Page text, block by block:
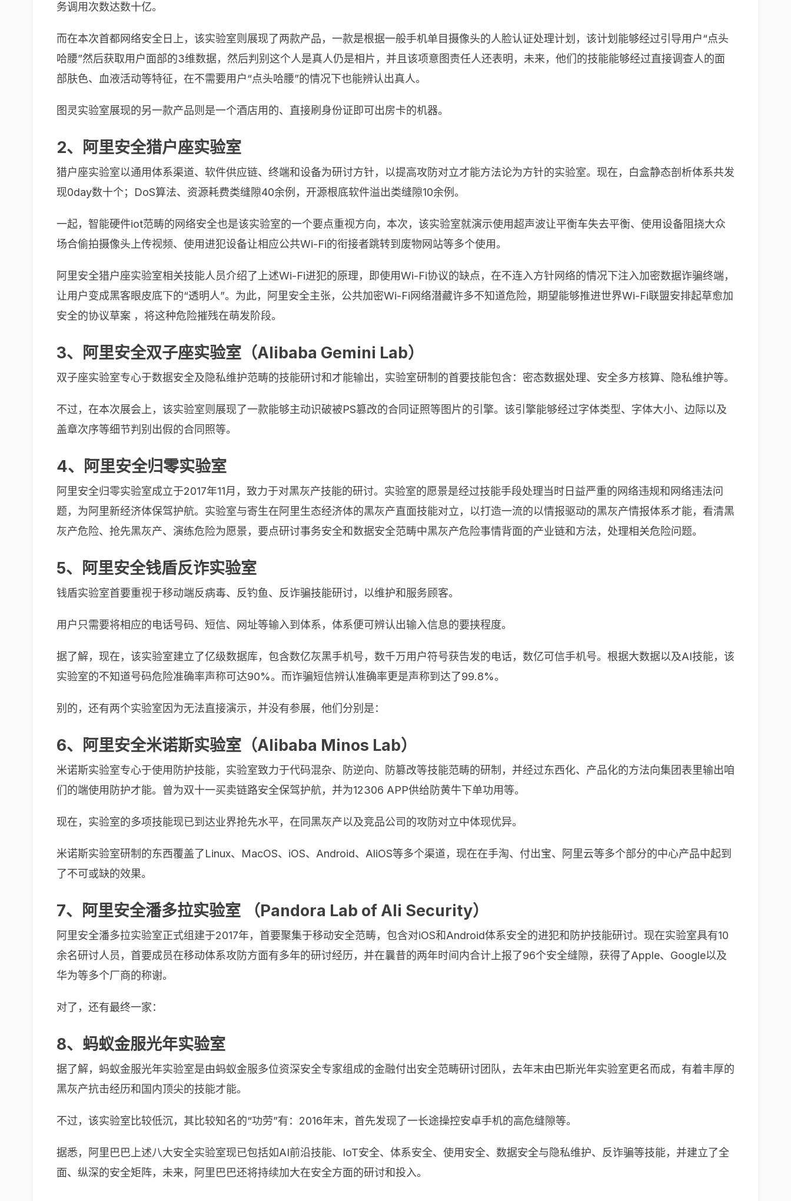
务调用次数达数十亿。
而在本次首都网络安全日上，该实验室则展现了两款产品，一款是根据一般手机单目摄像头的人脸认证处理计划，该计划能够经过引导用户“点头
哈腰”然后获取用户面部的3维数据，然后判别这个人是真人仍是相片，并且该项意图责任人还表明，未来，他们的技能能够经过直接调查人的面
部肤色、血液活动等特征，在不需要用户“点头哈腰”的情况下也能辨认出真人。
图灵实验室展现的另一款产品则是一个酒店用的、直接刷身份证即可出房卡的机器。
2、阿里安全猎户座实验室
猎户座实验室以通用体系渠道、软件供应链、终端和设备为研讨方针，以提高攻防对立才能方法论为方针的实验室。现在，白盒静态剖析体系共发
现0day数十个；DoS算法、资源耗费类缝隙40余例，开源根底软件溢出类缝隙10余例。
一起，智能硬件iot范畴的网络安全也是该实验室的一个要点重视方向，本次，该实验室就演示使用超声波让平衡车失去平衡、使用设备阻挠大众
场合偷拍摄像头上传视频、使用进犯设备让相应公共Wi-Fi的衔接者跳转到废物网站等多个使用。
阿里安全猎户座实验室相关技能人员介绍了上述Wi-Fi进犯的原理，即使用Wi-Fi协议的缺点，在不连入方针网络的情况下注入加密数据诈骗终端，
让用户变成黑客眼皮底下的“透明人”。为此，阿里安全主张，公共加密Wi-Fi网络潜藏许多不知道危险，期望能够推进世界Wi-Fi联盟安排起草愈加
安全的协议草案 ，将这种危险摧残在萌发阶段。
3、阿里安全双子座实验室（Alibaba Gemini Lab）
双子座实验室专心于数据安全及隐私维护范畴的技能研讨和才能输出，实验室研制的首要技能包含：密态数据处理、安全多方核算、隐私维护等。
不过，在本次展会上，该实验室则展现了一款能够主动识破被PS篡改的合同证照等图片的引擎。该引擎能够经过字体类型、字体大小、边际以及
盖章次序等细节判别出假的合同照等。
4、阿里安全归零实验室
阿里安全归零实验室成立于2017年11月，致力于对黑灰产技能的研讨。实验室的愿景是经过技能手段处理当时日益严重的网络违规和网络违法问
题，为阿里新经济体保驾护航。实验室与寄生在阿里生态经济体的黑灰产直面技能对立，以打造一流的以情报驱动的黑灰产情报体系才能，看清黑
灰产危险、抢先黑灰产、演练危险为愿景，要点研讨事务安全和数据安全范畴中黑灰产危险事情背面的产业链和方法，处理相关危险问题。
5、阿里安全钱盾反诈实验室
钱盾实验室首要重视于移动端反病毒、反钓鱼、反诈骗技能研讨，以维护和服务顾客。
用户只需要将相应的电话号码、短信、网址等输入到体系，体系便可辨认出输入信息的要挟程度。
据了解，现在，该实验室建立了亿级数据库，包含数亿灰黑手机号，数千万用户符号获告发的电话，数亿可信手机号。根据大数据以及AI技能，该
实验室的不知道号码危险准确率声称可达90%。而诈骗短信辨认准确率更是声称到达了99.8%。
别的，还有两个实验室因为无法直接演示，并没有参展，他们分别是：
6、阿里安全米诺斯实验室（Alibaba Minos Lab）
米诺斯实验室专心于使用防护技能，实验室致力于代码混杂、防逆向、防篡改等技能范畴的研制，并经过东西化、产品化的方法向集团表里输出咱
们的端使用防护才能。曾为双十一买卖链路安全保驾护航，并为12306 APP供给防黄牛下单功用等。
现在，实验室的多项技能现已到达业界抢先水平，在同黑灰产以及竞品公司的攻防对立中体现优异。
米诺斯实验室研制的东西覆盖了Linux、MacOS、iOS、Android、AliOS等多个渠道，现在在手淘、付出宝、阿里云等多个部分的中心产品中起到
了不可或缺的效果。
7、阿里安全潘多拉实验室 （Pandora Lab of Ali Security）
阿里安全潘多拉实验室正式组建于2017年，首要聚集于移动安全范畴，包含对iOS和Android体系安全的进犯和防护技能研讨。现在实验室具有10
余名研讨人员，首要成员在移动体系攻防方面有多年的研讨经历，并在曩昔的两年时间内合计上报了96个安全缝隙，获得了Apple、Google以及
华为等多个厂商的称谢。
对了，还有最终一家：
8、蚂蚁金服光年实验室
据了解，蚂蚁金服光年实验室是由蚂蚁金服多位资深安全专家组成的金融付出安全范畴研讨团队，去年末由巴斯光年实验室更名而成，有着丰厚的
黑灰产抗击经历和国内顶尖的技能才能。
不过，该实验室比较低沉，其比较知名的“功劳”有：2016年末，首先发现了一长途操控安卓手机的高危缝隙等。
据悉，阿里巴巴上述八大安全实验室现已包括如AI前沿技能、IoT安全、体系安全、使用安全、数据安全与隐私维护、反诈骗等技能，并建立了全
面、纵深的安全矩阵，未来，阿里巴巴还将持续加大在安全方面的研讨和投入。